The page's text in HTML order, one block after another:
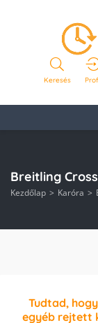
Keresés
Breitling
Kezdőlap Karóra
Tudtad,
egyéb rejtett